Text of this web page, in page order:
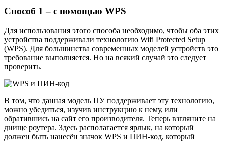
Способ 1 – с помощью WPS
Для использования этого способа необходимо, чтобы оба этих
устройства поддерживали технологию Wifi Protected Setup
(WPS). Для большинства современных моделей устройств это
требование выполняется. Но на всякий случай это следует
проверить.
В том, что данная модель ПУ поддерживает эту технологию,
можно убедиться, изучив инструкцию к нему, или
обратившись на сайт его производителя. Теперь взгляните на
днище роутера. Здесь располагается ярлык, на который
должен быть нанесён значок WPS и ПИН-код, который